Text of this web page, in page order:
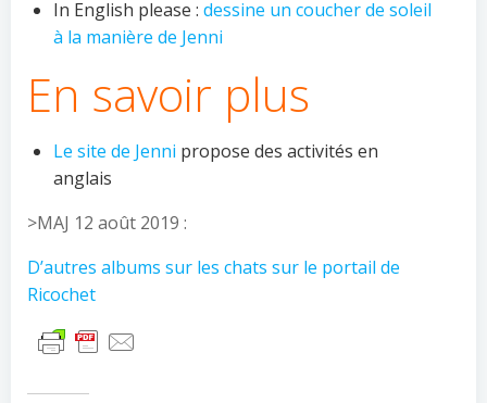
In English please : dessine un coucher de soleil
à la manière de Jenni
En savoir plus
Le site de Jenni propose des activités en
anglais
>MAJ 12 août 2019 :
D’autres albums sur les chats sur le portail de
Ricochet